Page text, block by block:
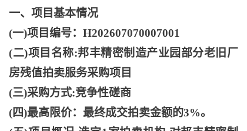
一、项目基本情况
(一)项目编号：H202607070007001
(二)项目名称:邦丰精密制造产业园部分老旧厂
房残值拍卖服务采购项目
(三)采购方式:竞争性磋商
(四)最高限价：最终成交拍卖金额的3%。